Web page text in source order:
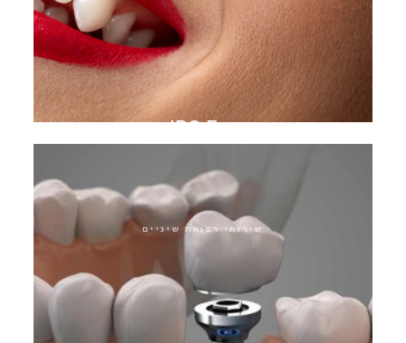
מעטפת IPS E. מקס
שירותי רפואת שיניים